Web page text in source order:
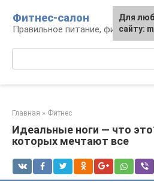
контенту
Фитнес-салон
Правильное питание, фитнес,
Главная » Фитнес
Идеальные ноги — что
которых мечтают все
Для
сайту: